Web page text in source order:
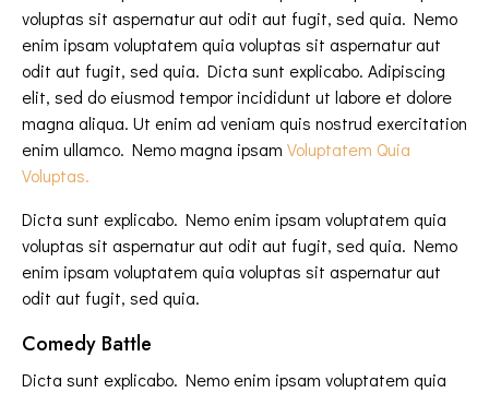
voluptas sit aspernatur aut odit aut fugit, sed quia. Nemo
enim ipsam voluptatem quia voluptas sit aspernatur aut
odit aut fugit, sed quia. Dicta sunt explicabo. Adipiscing
elit, sed do eiusmod tempor incididunt ut labore et dolore
magna aliqua. Ut enim ad veniam quis nostrud exercitation
enim ullamco. Nemo magna ipsam Voluptatem Quia
Voluptas.
Dicta sunt explicabo. Nemo enim ipsam voluptatem quia
voluptas sit aspernatur aut odit aut fugit, sed quia. Nemo
enim ipsam voluptatem quia voluptas sit aspernatur aut
odit aut fugit, sed quia.
Comedy Battle
Dicta sunt explicabo. Nemo enim ipsam voluptatem quia